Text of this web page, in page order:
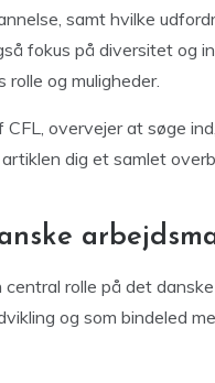
samt hvilke
fokus på diversitet og
rolle og muligheder.
overvejer at søge
dig et samlet
rolle på det
og som bindeled